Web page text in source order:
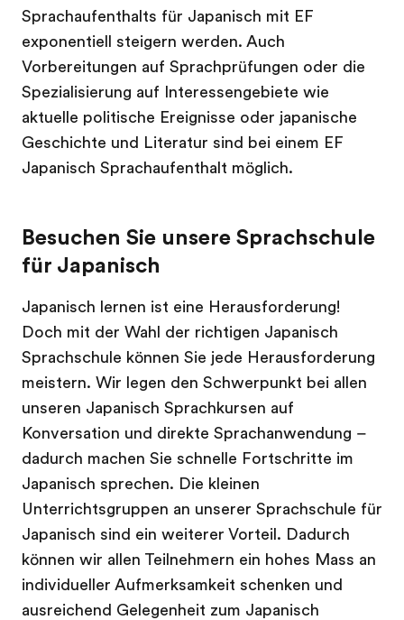
Sprachaufenthalts für Japanisch mit EF
exponentiell steigern werden. Auch
Vorbereitungen auf Sprachprüfungen oder die
Spezialisierung auf Interessengebiete wie
aktuelle politische Ereignisse oder japanische
Geschichte und Literatur sind bei einem EF
Japanisch Sprachaufenthalt möglich.
Besuchen Sie unsere Sprachschule
für Japanisch
Japanisch lernen ist eine Herausforderung!
Doch mit der Wahl der richtigen Japanisch
Sprachschule können Sie jede Herausforderung
meistern. Wir legen den Schwerpunkt bei allen
unseren Japanisch Sprachkursen auf
Konversation und direkte Sprachanwendung –
dadurch machen Sie schnelle Fortschritte im
Japanisch sprechen. Die kleinen
Unterrichtsgruppen an unserer Sprachschule für
Japanisch sind ein weiterer Vorteil. Dadurch
können wir allen Teilnehmern ein hohes Mass an
individueller Aufmerksamkeit schenken und
ausreichend Gelegenheit zum Japanisch